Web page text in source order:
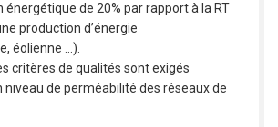
de 20% par rapport à la RT
production d’énergie
éolienne …).
critères de qualités sont exigés
niveau de perméabilité des réseaux de